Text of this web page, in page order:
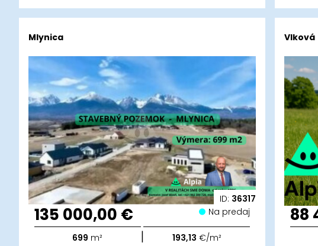
ID: 36317
Mlynica
135 000,00 € Na predaj
699 m² | 193,13 €/m²
Vlková
88